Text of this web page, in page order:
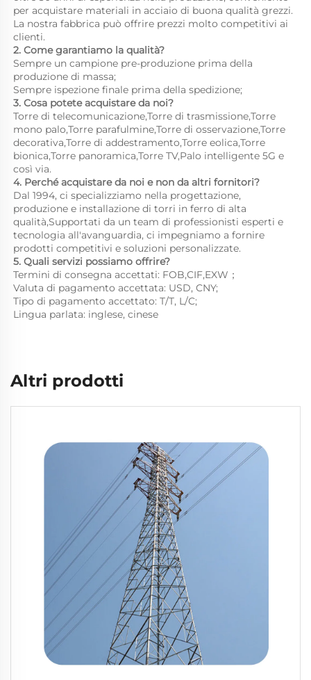
per acquistare materiali in acciaio di buona qualità grezzi.
La nostra fabbrica può offrire prezzi molto competitivi ai
clienti.
2. Come garantiamo la qualità?
Sempre un campione pre-produzione prima della
produzione di massa;
Sempre ispezione finale prima della spedizione;
3. Cosa potete acquistare da noi?
Torre di telecomunicazione,Torre di trasmissione,Torre
mono palo,Torre parafulmine,Torre di osservazione,Torre
decorativa,Torre di addestramento,Torre eolica,Torre
bionica,Torre panoramica,Torre TV,Palo intelligente 5G e
così via.
4. Perché acquistare da noi e non da altri fornitori?
Dal 1994, ci specializziamo nella progettazione,
produzione e installazione di torri in ferro di alta
qualità,Supportati da un team di professionisti esperti e
tecnologia all'avanguardia, ci impegniamo a fornire
prodotti competitivi e soluzioni personalizzate.
5. Quali servizi possiamo offrire?
Termini di consegna accettati: FOB,CIF,EXW；
Valuta di pagamento accettata: USD, CNY;
Tipo di pagamento accettato: T/T, L/C;
Lingua parlata: inglese, cinese
Altri prodotti